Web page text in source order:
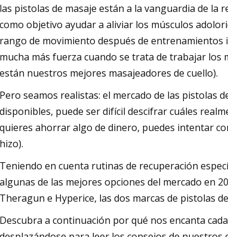
las pistolas de masaje están a la vanguardia de la
como objetivo ayudar a aliviar los músculos
rango de movimiento después de
mucha más fuerza cuando se trata de trabajar los
están nuestros mejores masajeadores de cuello).
Pero seamos realistas: el mercado de las pistolas
disponibles, puede ser difícil descifrar cuáles
quieres ahorrar algo de dinero, puedes intentar
hizo).
Teniendo en cuenta rutinas de recuperación
algunas de las mejores opciones del mercado en
Theragun e Hyperice, las dos marcas de pistolas
Descubra a continuación por qué nos encanta